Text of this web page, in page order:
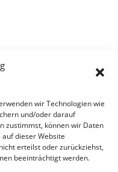
wir Technologien wie
und/oder darauf
zustimmst, können wir Daten
dieser Website
erteilst oder zurückziehst,
beeinträchtigt werden.